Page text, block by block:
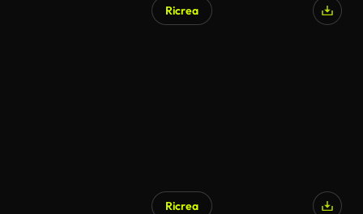
Ricrea
Ricrea